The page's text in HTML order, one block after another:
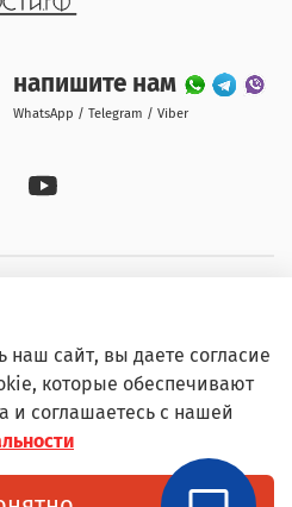
напишите нам
WhatsApp / Telegram / Viber
без письменного
наш сайт, вы даете согласие
которые обеспечивают
и соглашаетесь с нашей